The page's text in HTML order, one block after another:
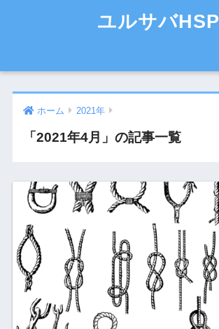
ユルサバHSP
ホーム 2021年
「2021年4月」の記事一覧